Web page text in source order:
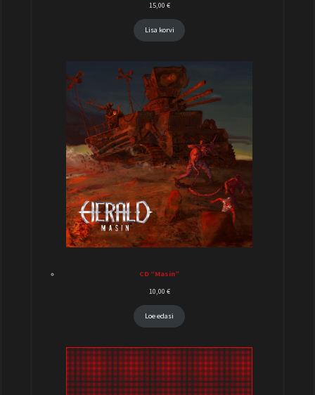
15,00 €
Lisa korvi
CD “Masin”
10,00 €
Loe edasi